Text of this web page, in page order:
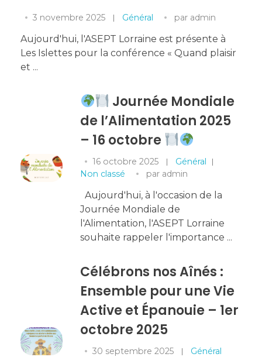
3 novembre 2025 Général par admin
Aujourd'hui, l'ASEPT Lorraine est présente à
Les Islettes pour la conférence « Quand plaisir
et ...
Journée Mondiale
de l’Alimentation 2025
– 16 octobre
16 octobre 2025
Général
Non classé
par admin
Aujourd'hui, à l'occasion de la
Journée Mondiale de
l'Alimentation, l'ASEPT Lorraine
souhaite rappeler l'importance ...
Célébrons nos Aînés :
Ensemble pour une Vie
Active et Épanouie – 1er
octobre 2025
30 septembre 2025
Général